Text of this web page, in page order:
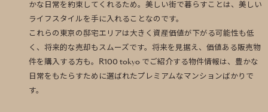
かな日常を約束してくれるため。美しい街で暮らすことは、美しい
ライフスタイルを手に入れることなのです。
これらの東京の邸宅エリアは大きく資産価値が下がる可能性も低
く、将来的な売却もスムーズです。将来を見据え、価値ある販売物
件を購入する方も。R100 tokyo でご紹介する物件情報は、豊かな
日常をもたらすために選ばれたプレミアムなマンションばかりで
す。